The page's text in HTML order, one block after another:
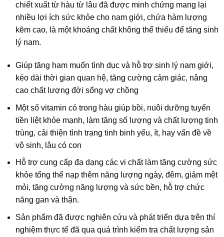
chiết xuất từ hàu từ lâu đã được minh chứng mang lại
nhiều lợi ích sức khỏe cho nam giới, chứa hàm lượng
kẽm cao, là một khoáng chất không thể thiếu để tăng sinh
lý nam.
Giúp tăng ham muốn tình dục và hỗ trợ sinh lý nam giới,
kéo dài thời gian quan hệ, tăng cường cảm giác, nâng
cao chất lượng đời sống vợ chồng
Một số vitamin có trong hàu giúp bồi, nuôi dưỡng tuyến
tiền liệt khỏe mạnh, làm tăng số lượng và chất lượng tinh
trùng, cải thiện tình trạng tinh binh yếu, ít, hay vấn đề về
vô sinh, lâu có con
Hỗ trợ cung cấp đa dạng các vi chất làm tăng cường sức
khỏe tổng thể nạp thêm năng lượng ngày, đêm, giảm mệt
mỏi, tăng cường năng lượng và sức bền, hỗ trợ chức
năng gan và thận.
Sản phẩm đã được nghiên cứu và phát triển dựa trên thí
nghiệm thực tế đã qua quá trình kiểm tra chất lượng sản